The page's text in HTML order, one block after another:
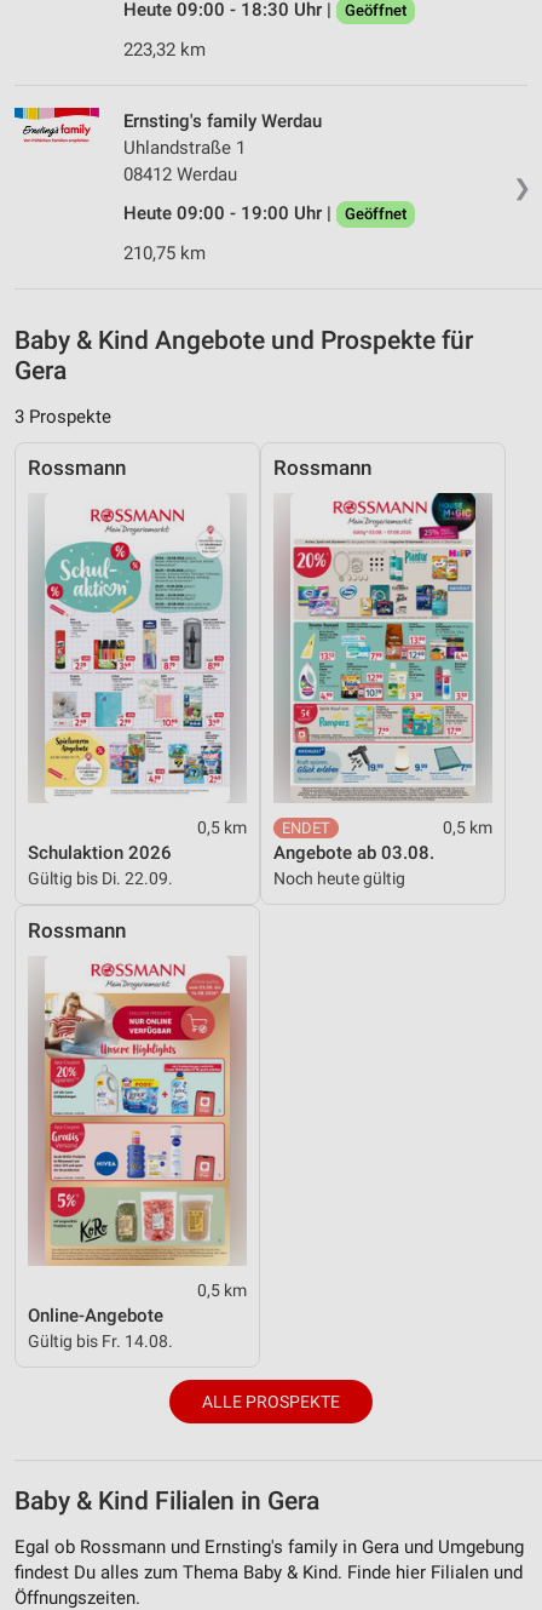
Heute 09:00 - 18:30 Uhr | Geöffnet
223,32 km
❯
Ernsting's family Werdau
Uhlandstraße 1
08412 Werdau
Heute 09:00 - 19:00 Uhr |
Geöffnet
210,75 km
Baby & Kind Angebote und Prospekte für
Gera
3 Prospekte
Rossmann
0,5 km
Schulaktion 2026
Gültig bis Di. 22.09.
Rossmann
0,5 km
Angebote ab 03.08.
Noch heute gültig
Rossmann
0,5 km
Online-Angebote
Gültig bis Fr. 14.08.
ALLE PROSPEKTE
Baby & Kind Filialen in Gera
Egal ob Rossmann und Ernsting's family in Gera und Umgebung
findest Du alles zum Thema Baby & Kind. Finde hier Filialen und
Öffnungszeiten.
Verwendung reduzierter Daten zur Auswahl von
Verwendung genauer Standortdaten
Geräte anhand von aktiv angeforderten
Funktional
Werbung